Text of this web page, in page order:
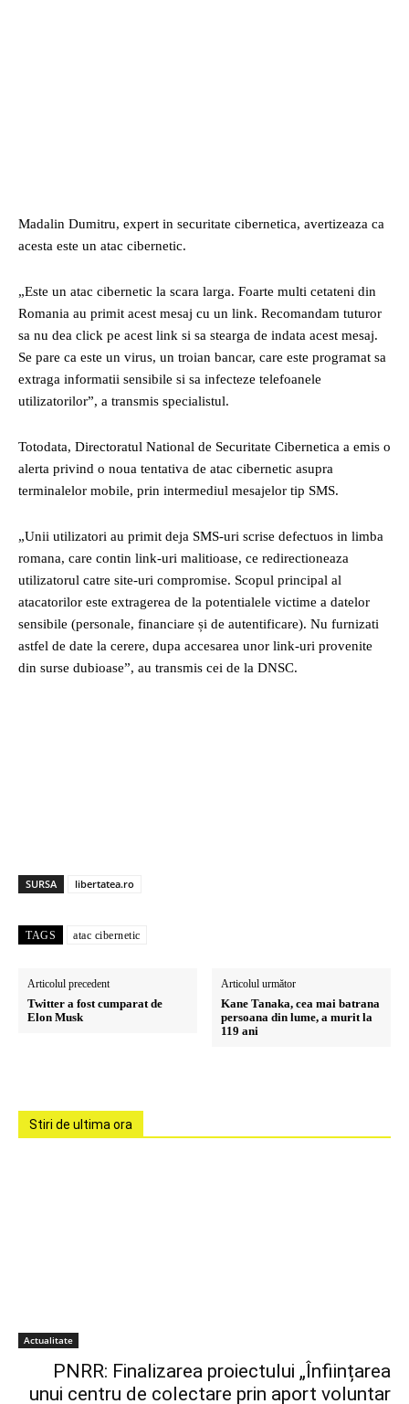
Madalin Dumitru, expert in securitate cibernetica, avertizeaza ca
acesta este un atac cibernetic.
„Este un atac cibernetic la scara larga. Foarte multi cetateni din
Romania au primit acest mesaj cu un link. Recomandam tuturor
sa nu dea click pe acest link si sa stearga de indata acest mesaj.
Se pare ca este un virus, un troian bancar, care este programat sa
extraga informatii sensibile si sa infecteze telefoanele
utilizatorilor”, a transmis specialistul.
Totodata, Directoratul National de Securitate Cibernetica a emis o
alerta privind o noua tentativa de atac cibernetic asupra
terminalelor mobile, prin intermediul mesajelor tip SMS.
„Unii utilizatori au primit deja SMS-uri scrise defectuos in limba
romana, care contin link-uri malitioase, ce redirectioneaza
utilizatorul catre site-uri compromise. Scopul principal al
atacatorilor este extragerea de la potentialele victime a datelor
sensibile (personale, financiare și de autentificare). Nu furnizati
astfel de date la cerere, dupa accesarea unor link-uri provenite
din surse dubioase”, au transmis cei de la DNSC.
SURSA libertatea.ro
TAGS atac cibernetic
Articolul precedent
Twitter a fost cumparat de
Elon Musk
Articolul următor
Kane Tanaka, cea mai batrana
persoana din lume, a murit la
119 ani
Stiri de ultima ora
Actualitate
PNRR: Finalizarea proiectului „Înființarea
unui centru de colectare prin aport voluntar